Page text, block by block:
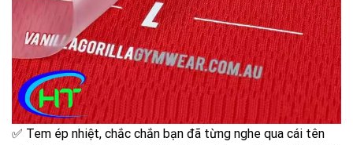
✅ Tem ép nhiệt, chắc chắn bạn đã từng nghe qua cái tên